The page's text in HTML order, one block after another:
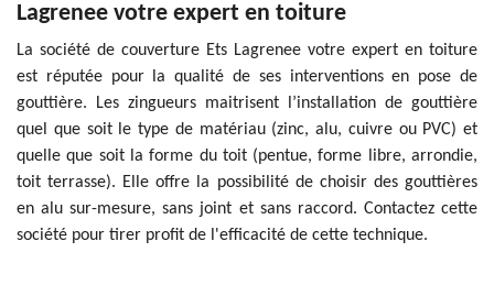
Lagrenee votre expert en toiture
La société de couverture Ets Lagrenee votre expert en toiture
est réputée pour la qualité de ses interventions en pose de
gouttière. Les zingueurs maitrisent l’installation de gouttière
quel que soit le type de matériau (zinc, alu, cuivre ou PVC) et
quelle que soit la forme du toit (pentue, forme libre, arrondie,
toit terrasse). Elle offre la possibilité de choisir des gouttières
en alu sur-mesure, sans joint et sans raccord. Contactez cette
société pour tirer profit de l'efficacité de cette technique.